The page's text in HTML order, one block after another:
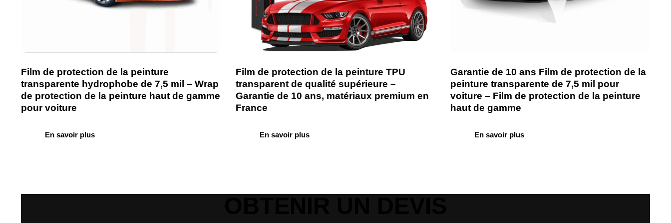
Film de protection de la peinture
transparente hydrophobe de 7,5 mil – Wrap
de protection de la peinture haut de gamme
pour voiture
En savoir plus
Film de protection de la peinture TPU
transparent de qualité supérieure –
Garantie de 10 ans, matériaux premium en
France
En savoir plus
Garantie de 10 ans Film de protection de la
peinture transparente de 7,5 mil pour
voiture – Film de protection de la peinture
haut de gamme
En savoir plus